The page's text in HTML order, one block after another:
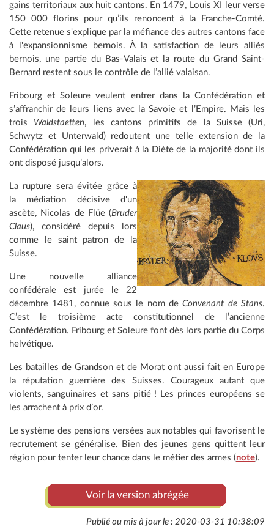
gains territoriaux aux huit cantons. En 1479, Louis XI leur verse
150 000 florins pour qu’ils renoncent à la Franche-Comté.
Cette retenue s'explique par la méfiance des autres cantons face
à l'expansionnisme bernois. À la satisfaction de leurs alliés
bernois, une partie du Bas-Valais et la route du Grand Saint-
Bernard restent sous le contrôle de l’allié valaisan.
Fribourg et Soleure veulent entrer dans la Confédération et
s’affranchir de leurs liens avec la Savoie et l’Empire. Mais les
trois Waldstaetten, les cantons primitifs de la Suisse (Uri,
Schwytz et Unterwald) redoutent une telle extension de la
Confédération qui les priverait à la Diète de la majorité dont ils
ont disposé jusqu’alors.
La rupture sera évitée grâce à
la médiation décisive d'un
ascète, Nicolas de Flüe (Bruder
Claus), considéré depuis lors
comme le saint patron de la
Suisse.
Une nouvelle alliance
confédérale est jurée le 22
décembre 1481, connue sous le nom deConvenant de Stans.
C’est le troisième acte constitutionnel de l’ancienne
Confédération. Fribourg et Soleure font dès lors partie du Corps
helvétique.
Les batailles de Grandson et de Morat ont aussi fait en Europe
la réputation guerrière des Suisses. Courageux autant que
violents, sanguinaires et sans pitié ! Les princes européens se
les arrachent à prix d’or.
Le système des pensions versées aux notables qui favorisent le
recrutement se généralise. Bien des jeunes gens quittent leur
région pour tenter leur chance dans le métier des armes (note).
Voir la version abrégée
Publié ou mis à jour le : 2020-03-31 10:38:09